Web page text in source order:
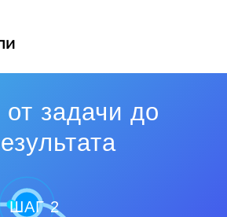
от задачи до
ШАГ 2